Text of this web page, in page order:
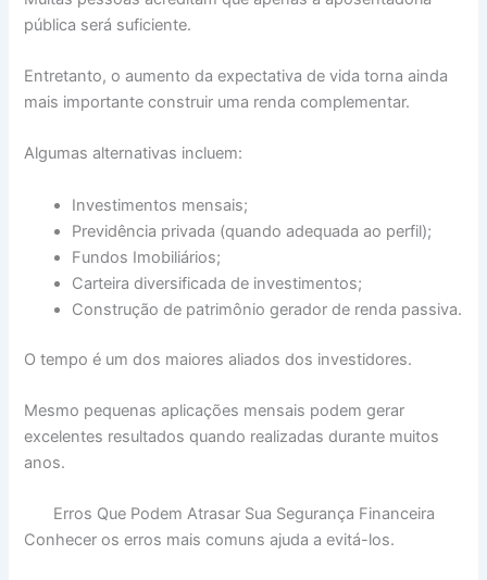
pública será suficiente.
Entretanto, o aumento da expectativa de vida torna ainda
mais importante construir uma renda complementar.
Algumas alternativas incluem:
Investimentos mensais;
Previdência privada (quando adequada ao perfil);
Fundos Imobiliários;
Carteira diversificada de investimentos;
Construção de patrimônio gerador de renda passiva.
O tempo é um dos maiores aliados dos investidores.
Mesmo pequenas aplicações mensais podem gerar
excelentes resultados quando realizadas durante muitos
anos.
Erros Que Podem Atrasar Sua Segurança Financeira
Conhecer os erros mais comuns ajuda a evitá-los.